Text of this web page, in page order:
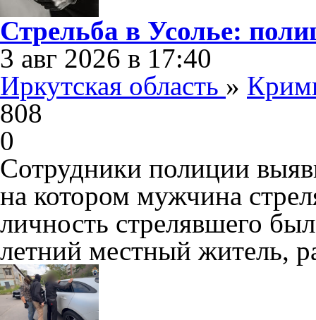
Стрельба в Усолье:
3 авг 2026 в 17:40
Иркутская область »
808
0
Сотрудники полиции
на котором мужчина
личность стрелявшего
летний местный житель,